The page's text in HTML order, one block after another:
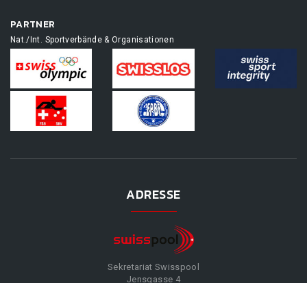
PARTNER
Nat./Int. Sportverbände & Organisationen
ADRESSE
Sekretariat Swisspool
Jensgasse 4